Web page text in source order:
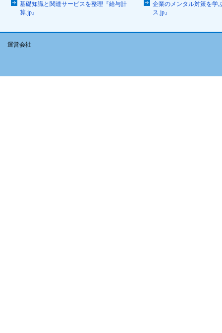
基礎知識と関連サービスを整理『給与計
算.jp』
企業のメンタル対策を学
ス.jp』
運営会社